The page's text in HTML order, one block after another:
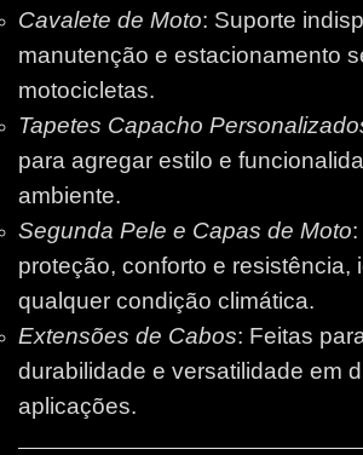
Cavalete de Moto: Suporte
manutenção e estacionamento
motocicletas.
Tapetes Capacho
para agregar estilo e
ambiente.
Segunda Pele e Capas de Moto
proteção, conforto e resistência,
qualquer condição climática.
Extensões de Cabos: Feitas
durabilidade e versatilidade em
aplicações.